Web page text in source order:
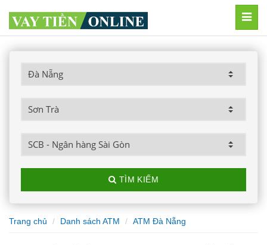
TÌM KIẾM
Trang chủ Danh sách ATM ATM Đà Nẵng